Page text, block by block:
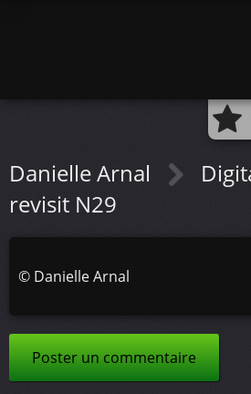
Danielle Arnal
revisit N29
© Danielle Arnal
Poster un commentaire